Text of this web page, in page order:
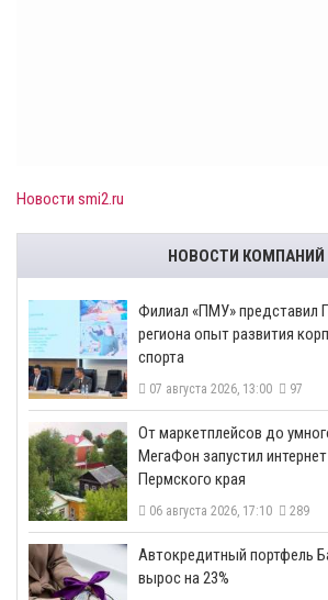
Новости smi2.ru
НОВОСТИ КОМПАНИЙ
​Филиал «ПМУ» представил
региона опыт развития
спорта
07 августа 2026, 13:00 97
От маркетплейсов до
МегаФон запустил
Пермского края
06 августа 2026, 17:10 289
​Автокредитный портфель
вырос на 23%